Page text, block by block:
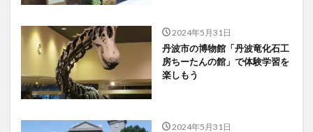
2024年5月31日
丹波市の博物館「丹波竜化石工
房ちーたんの館」で体験学習を
楽しもう
2024年5月31日